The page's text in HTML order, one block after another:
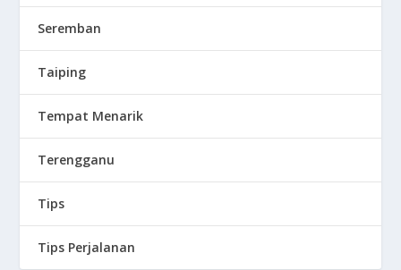
Seremban
Taiping
Tempat Menarik
Terengganu
Tips
Tips Perjalanan